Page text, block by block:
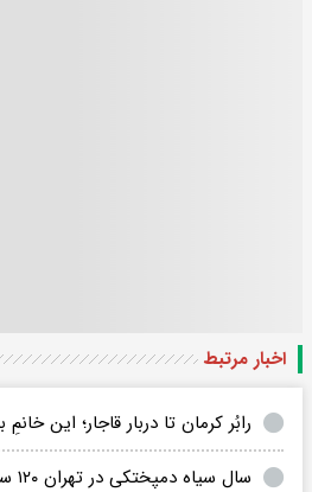
اخبار مرتبط
رابُر کرمان تا دربار قاجار؛ این
سال سیاه دمپختکی در تهران ۱۲۰ سال پیش